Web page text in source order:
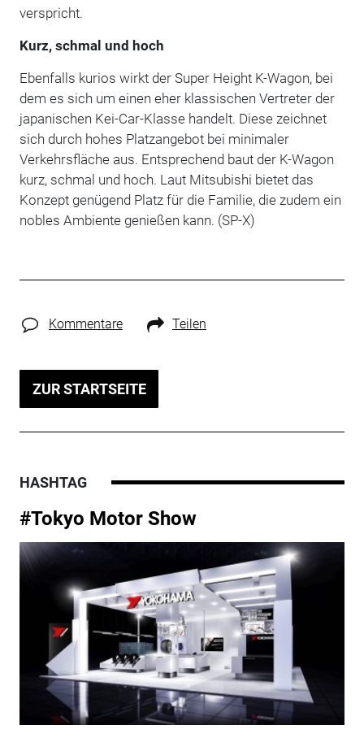
verspricht.
Kurz, schmal und hoch
Ebenfalls kurios wirkt der Super Height K-Wagon, bei
dem es sich um einen eher klassischen Vertreter der
japanischen Kei-Car-Klasse handelt. Diese zeichnet
sich durch hohes Platzangebot bei minimaler
Verkehrsfläche aus. Entsprechend baut der K-Wagon
kurz, schmal und hoch. Laut Mitsubishi bietet das
Konzept genügend Platz für die Familie, die zudem ein
nobles Ambiente genießen kann. (SP-X)
Kommentare Teilen
ZUR STARTSEITE
HASHTAG
#Tokyo Motor Show